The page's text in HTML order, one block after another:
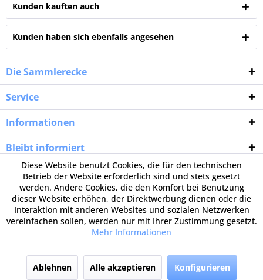
Kunden kauften auch
Kunden haben sich ebenfalls angesehen
Die Sammlerecke
Service
Informationen
Bleibt informiert
Diese Website benutzt Cookies, die für den technischen
Betrieb der Website erforderlich sind und stets gesetzt
werden. Andere Cookies, die den Komfort bei Benutzung
dieser Website erhöhen, der Direktwerbung dienen oder die
Interaktion mit anderen Websites und sozialen Netzwerken
vereinfachen sollen, werden nur mit Ihrer Zustimmung gesetzt.
Mehr Informationen
Ablehnen Alle akzeptieren Konfigurieren